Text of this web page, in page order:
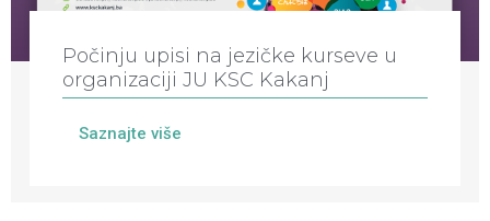
Počinju upisi na jezičke kurseve u
organizaciji JU KSC Kakanj
Saznajte više